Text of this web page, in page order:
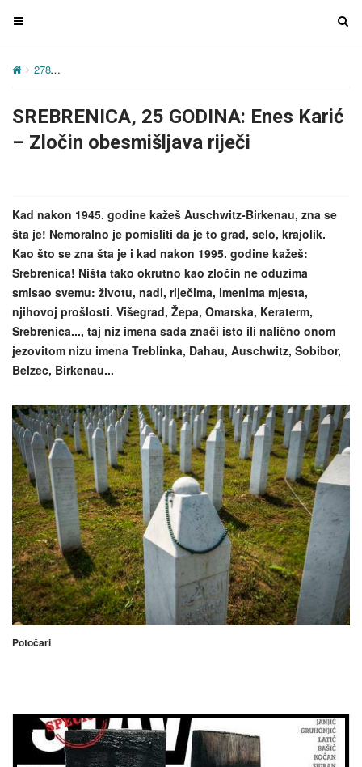
T
g
e
g
a
t
i
o
n
T
e
278
SREBRENICA, 25 GODINA: Enes Karić
– Zločin obesmišljava riječi
Kad nakon 1945. godine kažeš Auschwitz-Birkenau, zna se
šta je! Nemoralno je pomisliti da je to grad, selo, krajolik.
Kao što se zna šta je i kad nakon 1995. godine kažeš:
Srebrenica! Ništa tako okrutno kao zločin ne oduzima
smisao svemu: životu, nadi, riječima, imenima mjesta,
njihovoj prošlosti. Višegrad, Žepa, Omarska, Keraterm,
Srebrenica..., taj niz imena sada znači isto ili nalično onom
jezovitom nizu imena Treblinka, Dahau, Auschwitz, Sobibor,
Belzec, Birkenau...
Potočari